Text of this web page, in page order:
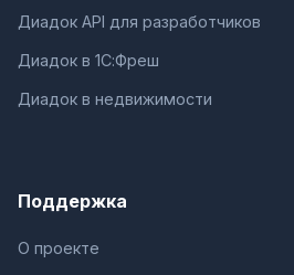
Диадок API для разработчиков
Диадок в 1С:Фреш
Диадок в недвижимости
Поддержка
О проекте